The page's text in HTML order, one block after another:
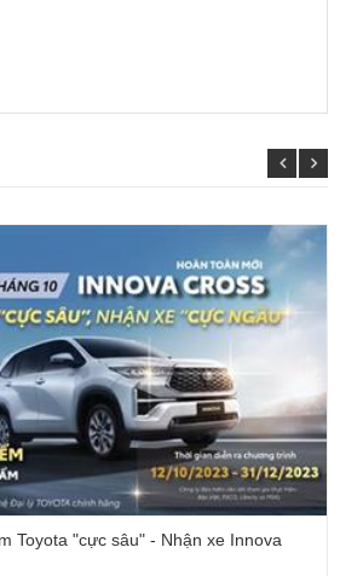
Toyota "cực sâu" - Nhận xe Innova